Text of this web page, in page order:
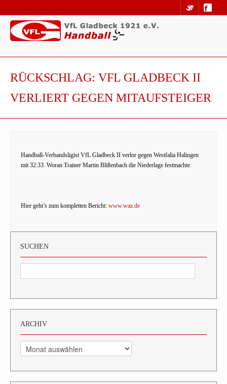
RÜCKSCHLAG: VFL GLADBECK II
VERLIERT GEGEN MITAUFSTEIGER
Handball-Verbandsligist VfL Gladbeck II verlor gegen Westfalia Halingen
mit 32:33. Woran Trainer Martin Blißenbach die Niederlage festmachte.
Hier geht’s zum kompletten Bericht: www.waz.de
SUCHEN
ARCHIV
Archiv